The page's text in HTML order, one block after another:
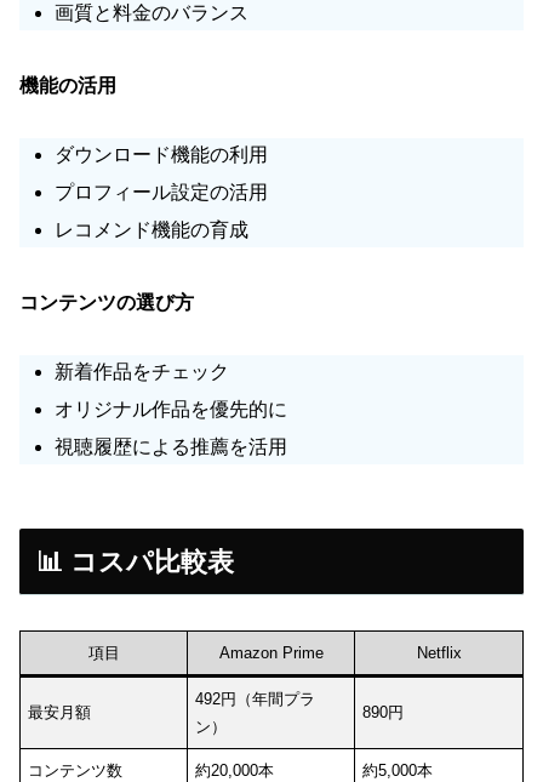
画質と料金のバランス
機能の活用
ダウンロード機能の利用
プロフィール設定の活用
レコメンド機能の育成
コンテンツの選び方
新着作品をチェック
オリジナル作品を優先的に
視聴履歴による推薦を活用
📊 コスパ比較表
項目 Amazon Prime Netflix
最安月額
492円（年間プラ
ン）
890円
コンテンツ数 約20,000本 約5,000本